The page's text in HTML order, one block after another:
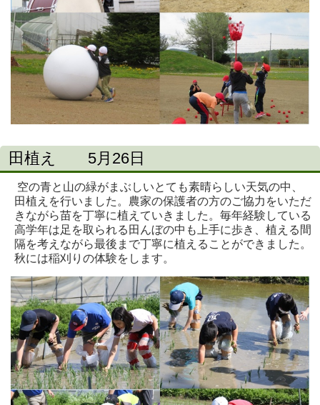
田植え 5月26日
空の青と山の緑がまぶしいとても素晴らしい天気の中、
田植えを行いました。農家の保護者の方のご協力をいただ
きながら苗を丁寧に植えていきました。毎年経験している
高学年は足を取られる田んぼの中も上手に歩き、植える間
隔を考えながら最後まで丁寧に植えることができました。
秋には稲刈りの体験をします。